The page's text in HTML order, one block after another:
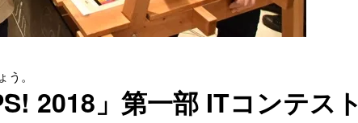
。
2018」第一部 ITコンテスト